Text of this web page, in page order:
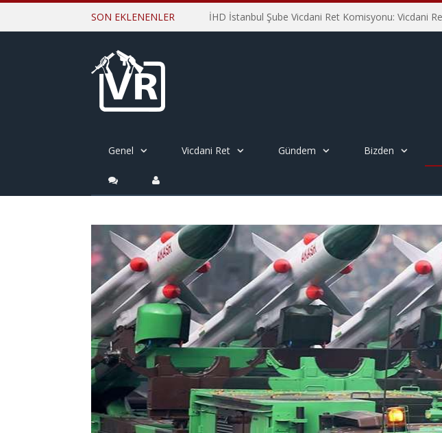
SON EKLENENLER
Genel Vicdani Ret Gündem Bizden